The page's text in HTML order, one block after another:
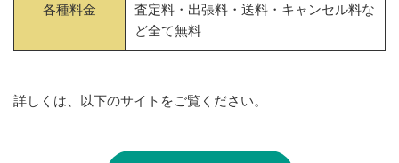
各種料金
査定料・出張料・送料・キャンセル料な
ど全て無料
詳しくは、以下のサイトをご覧ください。